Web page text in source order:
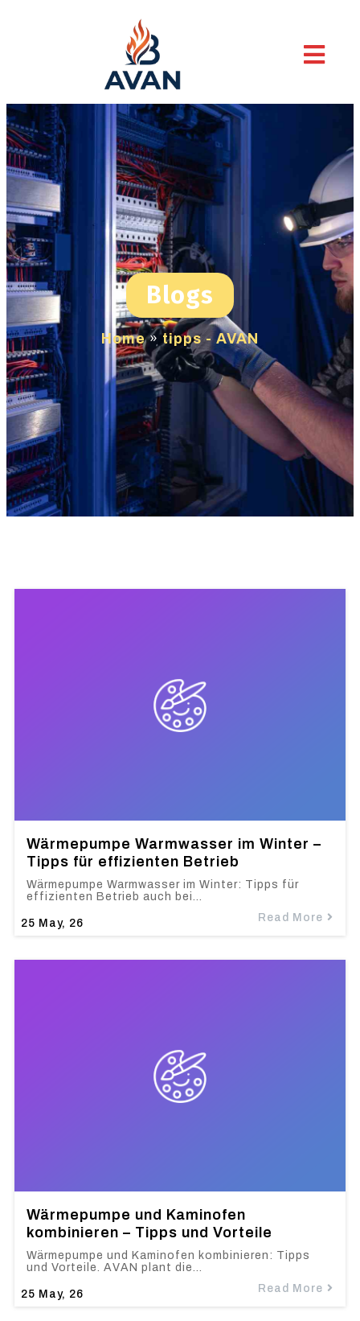
Blogs
Home»tipps - AVAN
Wärmepumpe Warmwasser im Winter –
Tipps für effizienten Betrieb
25 May, 26
Wärmepumpe Warmwasser im Winter: Tipps für
effizienten Betrieb auch bei…
Read More
Wärmepumpe und Kaminofen
kombinieren – Tipps und Vorteile
25 May, 26
Wärmepumpe und Kaminofen kombinieren: Tipps
und Vorteile. AVAN plant die…
Read More